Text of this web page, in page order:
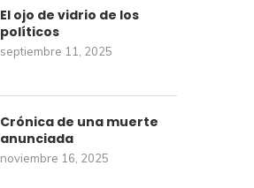
El ojo de vidrio de los
políticos
septiembre 11, 2025
Crónica de una muerte
anunciada
noviembre 16, 2025